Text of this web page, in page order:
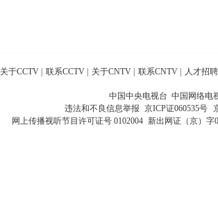
关于CCTV 联系CCTV 关于CNTV 联系CNTV 人才招聘
中国中央电视台 中国网络电
违法和不良信息举报 京ICP证060535号
网上传播视听节目许可证号 0102004 新出网证（京）